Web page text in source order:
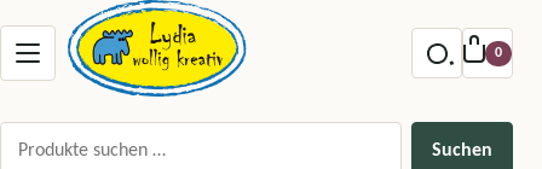
Zum Inhalt springen
Menu offnen
0
Suchen